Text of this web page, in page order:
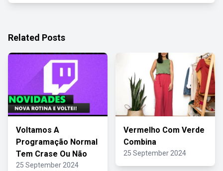
Related Posts
Voltamos A
Programação Normal
Tem Crase Ou Não
25 September 2024
Vermelho Com Verde
Combina
25 September 2024